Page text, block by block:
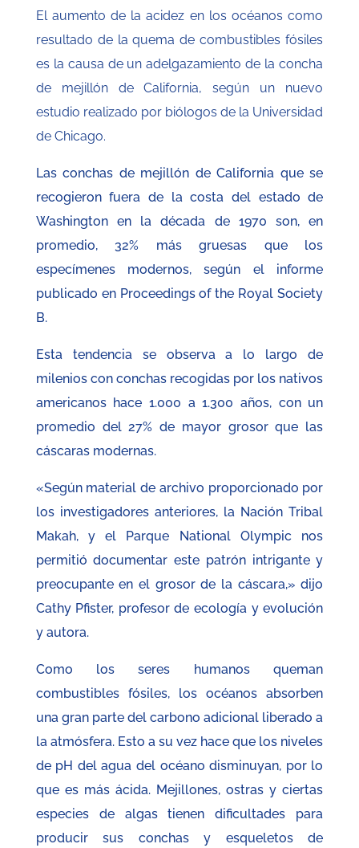
El aumento de la acidez en los océanos como
resultado de la quema de combustibles fósiles
es la causa de un adelgazamiento de la concha
de mejillón de California, según un nuevo
estudio realizado por biólogos de la Universidad
de Chicago.
Las conchas de mejillón de California que se
recogieron fuera de la costa del estado de
Washington en la década de 1970 son, en
promedio, 32% más gruesas que los
especímenes modernos, según el informe
publicado en Proceedings of the Royal Society
B.
Esta tendencia se observa a lo largo de
milenios con conchas recogidas por los nativos
americanos hace 1.000 a 1.300 años, con un
promedio del 27% de mayor grosor que las
cáscaras modernas.
«Según material de archivo proporcionado por
los investigadores anteriores, la Nación Tribal
Makah, y el Parque National Olympic nos
permitió documentar este patrón intrigante y
preocupante en el grosor de la cáscara,» dijo
Cathy Pfister, profesor de ecología y evolución
y autora.
Como los seres humanos queman
combustibles fósiles, los océanos absorben
una gran parte del carbono adicional liberado a
la atmósfera. Esto a su vez hace que los niveles
de pH del agua del océano disminuyan, por lo
que es más ácida. Mejillones, ostras y ciertas
especies de algas tienen dificultades para
producir sus conchas y esqueletos de